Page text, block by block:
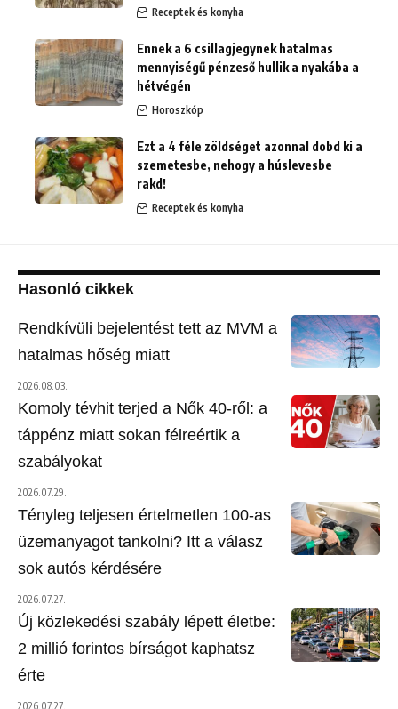
Receptek és konyha
Ennek a 6 csillagjegynek hatalmas
mennyiségű pénzeső hullik a nyakába a
hétvégén
Horoszkóp
Ezt a 4 féle zöldséget azonnal dobd ki a
szemetesbe, nehogy a húslevesbe
rakd!
Receptek és konyha
Hasonló cikkek
Rendkívüli bejelentést tett az MVM a
hatalmas hőség miatt
2026.08.03.
Komoly tévhit terjed a Nők 40-ről: a
táppénz miatt sokan félreértik a
szabályokat
2026.07.29.
Tényleg teljesen értelmetlen 100-as
üzemanyagot tankolni? Itt a válasz
sok autós kérdésére
2026.07.27.
Új közlekedési szabály lépett életbe:
2 millió forintos bírságot kaphatsz
érte
2026.07.27.